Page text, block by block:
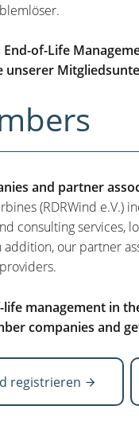
of-Life
unserer
and partner
(RDRWind
consulting services,
our partner
management in
companies and
registrieren